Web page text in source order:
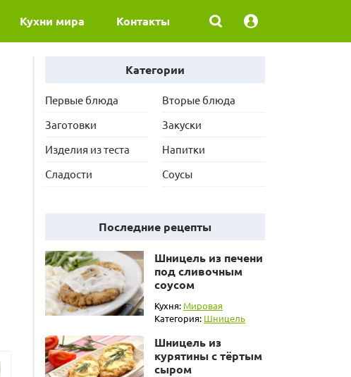
Кухни мира Контакты
Категории
Первые блюда
Вторые блюда
Заготовки
Закуски
Изделия из теста
Напитки
Сладости
Соусы
Последние рецепты
Шницель из печени
под сливочным
соусом
Кухня: Мировая
Категория: Шницель
Шницель из
курятины с тёртым
сыром